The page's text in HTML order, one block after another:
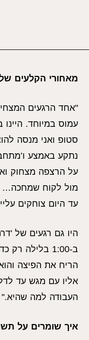
מאחורי הקלעים
"אחד הרגעים
עמוס במיוחד.
סטופ ואני מנסה
נתקע באמצע
על הרצפה מצחוק
מול לקוח שמחכה…
עד היום צוחקים
היו גם רגעים של
ב-1:00 בלילה
הריח את הפיצה
אליו עם מגש עד
העבודה למה שהיא."
איך שומרים על